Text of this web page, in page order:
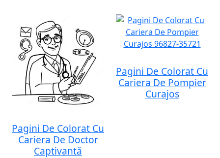
Pagini De Colorat Cu
Cariera De Doctor
Captivantă
Pagini De Colorat Cu
Cariera De Pompier
Curajos